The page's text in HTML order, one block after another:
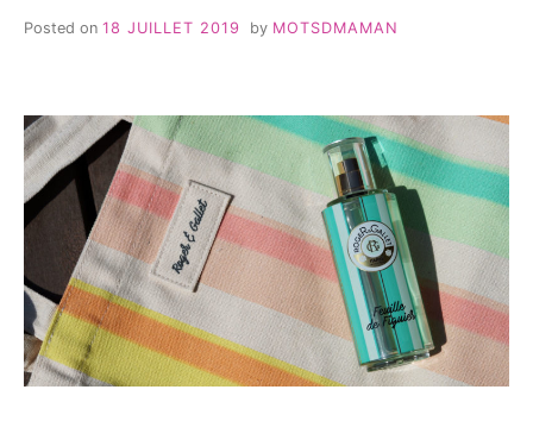
Posted on 18 JUILLET 2019 by MOTSDMAMAN